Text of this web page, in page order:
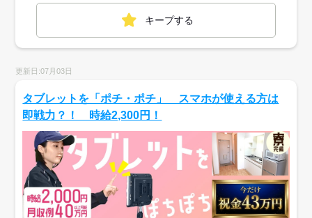
キープする
更新日:07月03日
タブレットを「ポチ・ポチ」 スマホが使える方は
即戦力？！ 時給2,300円！